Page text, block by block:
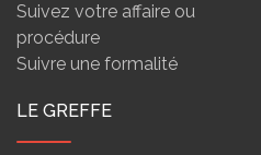
Suivez votre affaire ou
procédure
Suivre une formalité
LE GREFFE